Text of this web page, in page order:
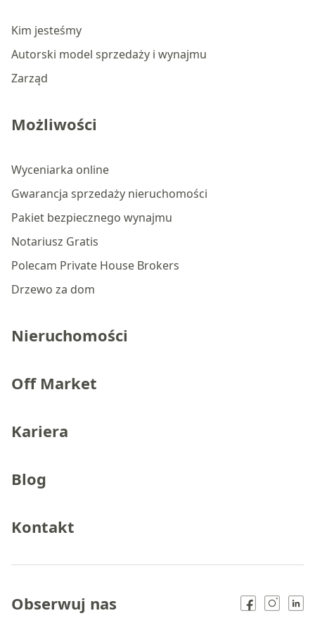
Kim jesteśmy
Autorski model sprzedaży i wynajmu
Zarząd
Możliwości
Wyceniarka online
Gwarancja sprzedaży nieruchomości
Pakiet bezpiecznego wynajmu
Notariusz Gratis
Polecam Private House Brokers
Drzewo za dom
Nieruchomości
Off Market
Kariera
Blog
Kontakt
Obserwuj nas